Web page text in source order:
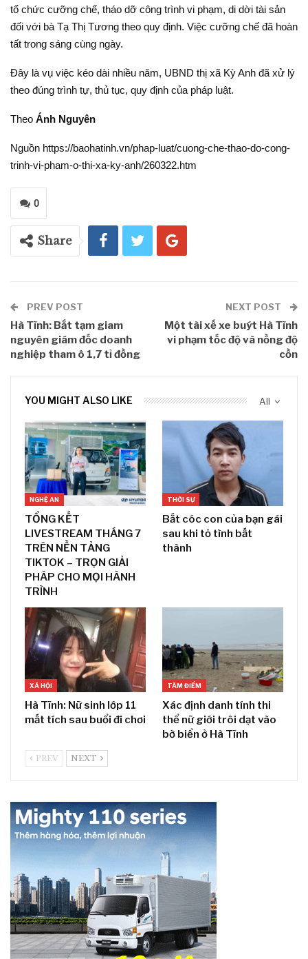
tổ chức cưỡng chế, tháo dỡ công trình vi phạm, di dời tài sản
đối với bà Tạ Thị Tương theo quy định. Việc cưỡng chế đã hoàn
tất trong sáng cùng ngày.
Đây là vụ việc kéo dài nhiều năm, UBND thị xã Kỳ Anh đã xử lý
theo đúng trình tự, thủ tục, quy định của pháp luật.
Theo Ánh Nguyên
Nguồn https://baohatinh.vn/phap-luat/cuong-che-thao-do-cong-
trinh-vi-pham-o-thi-xa-ky-anh/260322.htm
0
Share
PREV POST
Hà Tĩnh: Bắt tạm giam
nguyên giám đốc doanh
nghiệp tham ô 1,7 tỉ đồng
NEXT POST
Một tài xế xe buýt Hà Tĩnh
vi phạm tốc độ và nồng độ
cồn
All
YOU MIGHT ALSO LIKE
NGHỆ AN
TỔNG KẾT
LIVESTREAM THÁNG 7
TRÊN NỀN TẢNG
TIKTOK – TRỌN GIẢI
PHÁP CHO MỌI HÀNH
TRÌNH
THỜI SỰ
Bắt cóc con của bạn gái
sau khi tỏ tình bất
thành
XÃ HỘI
Hà Tĩnh: Nữ sinh lớp 11
mất tích sau buổi đi chơi
TÂM ĐIỂM
Xác định danh tính thi
thể nữ giới trôi dạt vào
bờ biển ở Hà Tĩnh
PREV NEXT